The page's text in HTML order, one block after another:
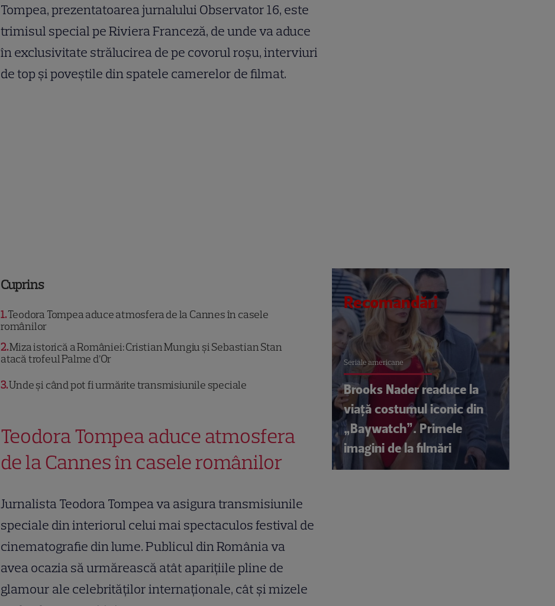
Tompea, prezentatoarea jurnalului Observator 16, este
trimisul special pe Riviera Franceză, de unde va aduce
în exclusivitate strălucirea de pe covorul roșu, interviuri
de top și poveștile din spatele camerelor de filmat.
Cuprins
1Teodora Tompea aduce atmosfera de la Cannes în casele
românilor
2Miza istorică a României: Cristian Mungiu și Sebastian Stan
atacă trofeul Palme d’Or
3Unde și când pot fi urmărite transmisiunile speciale
Teodora Tompea aduce atmosfera
de la Cannes în casele românilor
Jurnalista Teodora Tompea va asigura transmisiunile
speciale din interiorul celui mai spectaculos festival de
cinematografie din lume. Publicul din România va
avea ocazia să urmărească atât aparițiile pline de
glamour ale celebrităților internaționale, cât și mizele
Recomandări
Seriale americane
Brooks Nader readuce la
viață costumul iconic din
„Baywatch”. Primele
imagini de la filmări